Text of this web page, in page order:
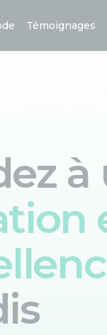
Témoignages
à